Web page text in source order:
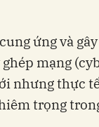
ứng và
mạng
nhưng thực
trọng